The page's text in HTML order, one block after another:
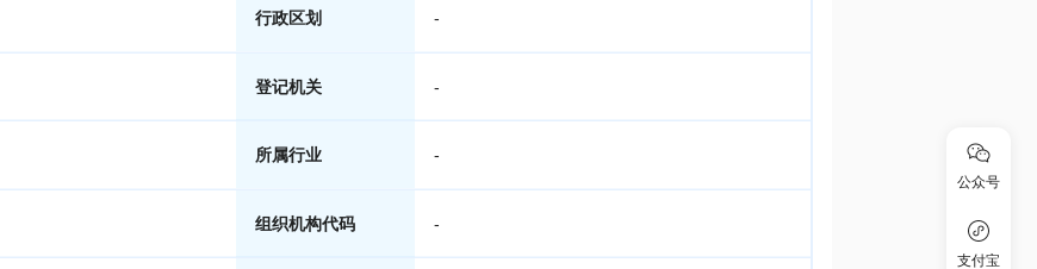
行政区划 -
登记机关 -
所属行业 -
组织机构代码 -
公众号
支付宝